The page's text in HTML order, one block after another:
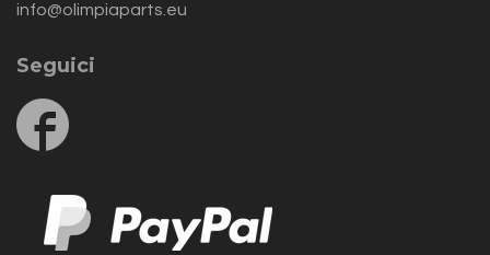
info@olimpiaparts.eu
Seguici
us